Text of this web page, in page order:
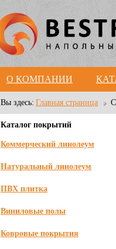
О КОМПАНИИ
Вы здесь: Главная страница
Каталог покрытий
Коммерческий линолеум
Натуральный линолеум
ПВХ плитка
Виниловые полы
Ковровые покрытия